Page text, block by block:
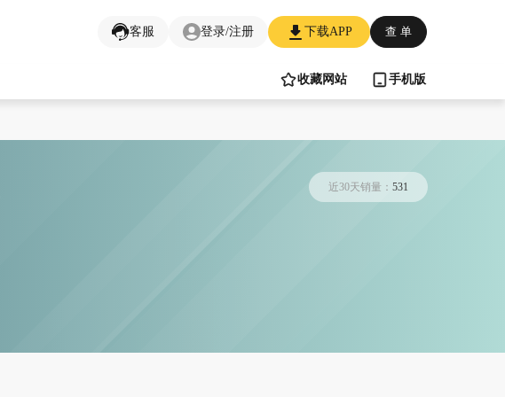
客服 登录/注册 下载APP 查 单
收藏网站 手机版
近30天销量： 531